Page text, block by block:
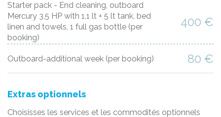
Starter pack - End cleaning, outboard
Mercury 3,5 HP with 1,1 lt + 5 lt tank, bed
linen and towels, 1 full gas bottle (per
booking)
400 €
Outboard-additional week (per booking) 80 €
Extras optionnels
Choisisses les services et les commodités optionnels